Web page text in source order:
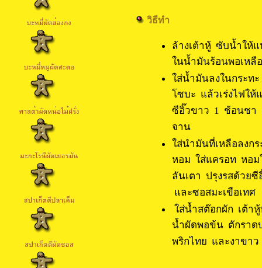
วิธีทำ
ล้างเต้าหู้ ซับน้ำให้
ในน้ำมันร้อนพอเหลื
ใส่น้ำมันลงในกระท
โซบะ แล้วเร่งไฟให้
ซีอิ๊วขาว 1 ช้อนชา
จาน
ใส่นำมันที่เหลือลงก
หอม ใส่แครอท หอ
ลันเตา ปรุงรสด้วย
และซอสมะเขือเทศ
ใส่น้ำสต๊อกผัก เต้า
น้ำผัดพอข้น ตักราด
พริกไทย และงาขาว